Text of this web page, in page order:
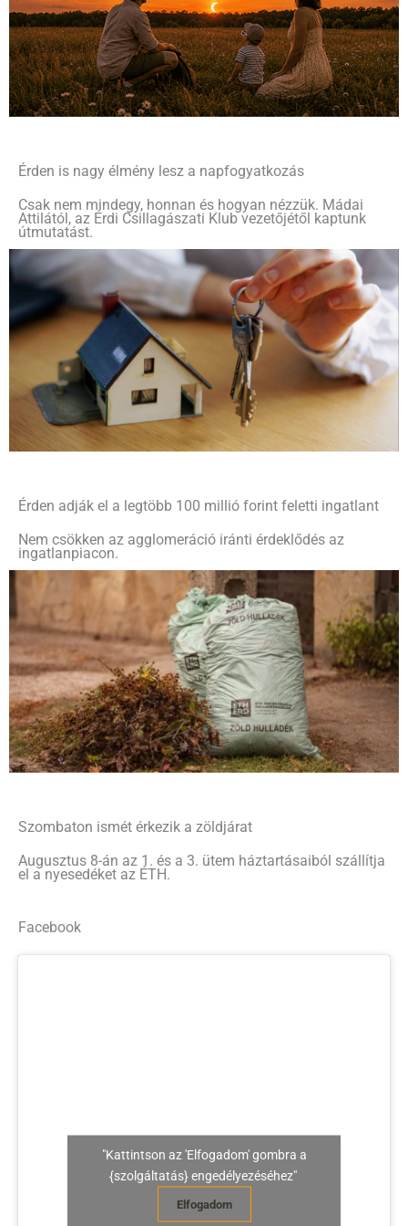
Érden is nagy élmény lesz a napfogyatkozás
Csak nem mindegy, honnan és hogyan nézzük. Mádai
Attilától, az Érdi Csillagászati Klub vezetőjétől kaptunk
útmutatást.
Érden adják el a legtöbb 100 millió forint feletti ingatlant
Nem csökken az agglomeráció iránti érdeklődés az
ingatlanpiacon.
Szombaton ismét érkezik a zöldjárat
Augusztus 8-án az 1. és a 3. ütem háztartásaiból szállítja
el a nyesedéket az ÉTH.
Facebook
"Kattintson az 'Elfogadom' gombra a
{szolgáltatás} engedélyezéséhez"
Elfogadom